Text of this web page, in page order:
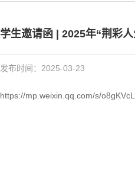
学生邀请函 | 2025年“荆彩
发布时间：2025-03-23
https://mp.weixin.qq.com/s/